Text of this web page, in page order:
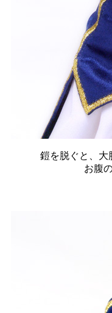
鎧を脱ぐと、大
お腹